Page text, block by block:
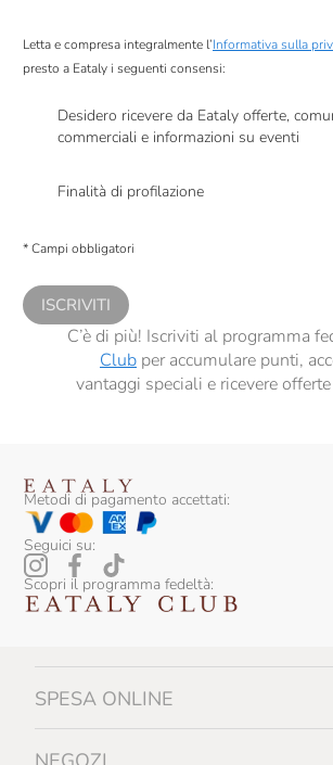
Letta e compresa integralmente l’Informativa sulla
presto a Eataly i seguenti consensi:
Desidero ricevere da Eataly offerte,
commerciali e informazioni su eventi
Finalità di profilazione
comunicazioni commerciali personalizzate, in caso di
* Campi obbligatori
ISCRIVITI
C’è di più! Iscriviti al programma
Clubper accumulare punti,
vantaggi speciali e ricevere
Metodi di pagamento accettati:
Seguici su:
Scopri il programma fedeltà:
SPESA ONLINE